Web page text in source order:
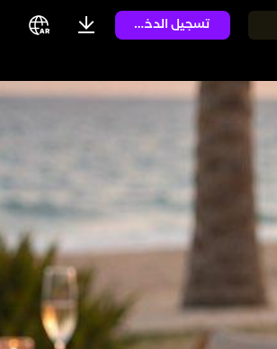
تسجيل الدخول